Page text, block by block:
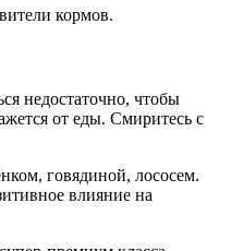
кормов.
недостаточно, чтобы
от еды. Смиритесь с
говядиной, лососем.
влияние на